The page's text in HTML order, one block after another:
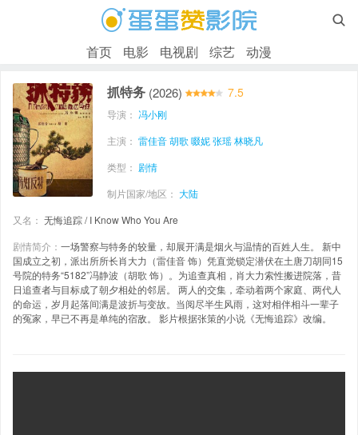

首页 电影 电视剧 综艺 动漫
抓特务 (2026) 7.5
导演： 冯小刚
主演： 雷佳音胡歌 啜妮张瑶林晓凡
类型： 剧情
制片国家/地区： 大陆
又名： 无悔追踪 / I Know Who You Are
剧情简介： 一场警察与特务的较量，却展开满是烟火与温情的百姓人生。 新中
国成立之初，派出所所长肖大力（雷佳音 饰）凭直觉锁定潜伏在土唐刀胡同15
号院的特务“5182”冯静波（胡歌 饰）。为追查真相，肖大力索性搬进院落，昔
日追查者与目标成了朝夕相处的邻居。 两人的交集，牵动着两个家庭、两代人
的命运，岁月起落间满是波折与变故。当阅尽半生风雨，这对相伴相斗一辈子
的冤家，早已不再是单纯的宿敌。 影片根据张策的小说《无悔追踪》改编。